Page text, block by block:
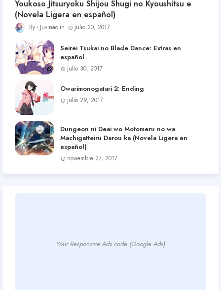
Youkoso Jitsuryoku Shijou Shugi no Kyoushitsu e
(Novela Ligera en español)
Juvinao julio 30, 2017
Seirei Tsukai no Blade Dance: Extras en
español
julio 30, 2017
Owarimonogatari 2: Ending
julio 29, 2017
Dungeon ni Deai wo Motomeru no wa
Machigatteiru Darou ka (Novela Ligera en
español)
noviembre 27, 2017
Your Responsive Ads code (Google Ads)